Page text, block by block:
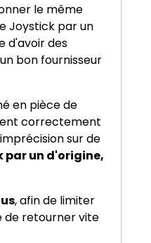
le même
Joystick par un
d'avoir des
bon fournisseur
en pièce de
correctement
sur de
un d'origine,
, afin de limiter
de retourner vite